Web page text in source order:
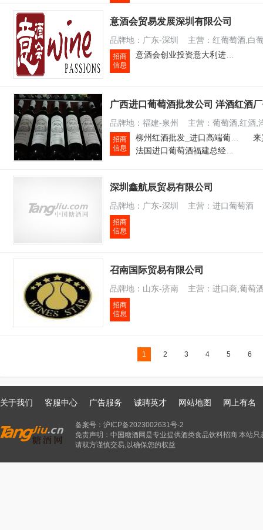
意酒会贸易发展深圳有限公司
品牌地：广东-深圳 主营：红葡萄酒,白
招商
信息
广西进口葡萄酒批发公司 洋酒红酒
品牌地：福建-泉州 主营：葡萄酒,红酒,
招商
信息
深圳鑫航辰贸易有限公司
品牌地：广东-深圳 主营：进口葡萄酒
招商
信息
召南国际贸易有限公司
品牌地：山东-济南 主营：进口商,葡萄
招商
信息
1 2 3 4 5 6
关于我们 客服中心 广告服务 诚聘英才 网站地图 网上有名
备案号： 沪ICP备2023002631号-2
免责声明：中国糖酒网是专业提供酒类食品饮料招商 本站
请双方谨慎交易,以确保您的权益